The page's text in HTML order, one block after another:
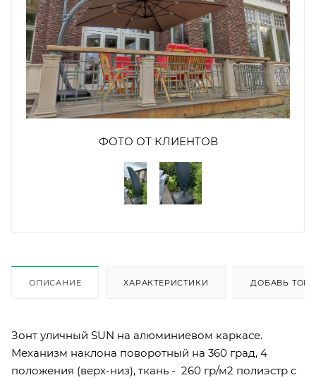
ФОТО ОТ КЛИЕНТОВ
ОПИСАНИЕ ХАРАКТЕРИСТИКИ ДОБАВЬ
Зонт уличный SUN на алюминиевом каркасе.
Механизм наклона поворотный на 360 град, 4
положения (верх-низ), ткань - 260 гр/м2 полиэстр с